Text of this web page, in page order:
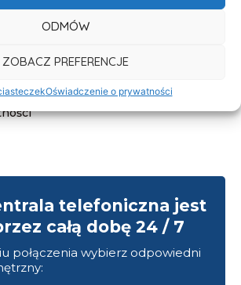
ODMÓW
ZOBACZ PREFERENCJE
Oświadczenie o prywatności
telefoniczna jest
całą dobę 24 / 7
połączenia wybierz odpowiedni